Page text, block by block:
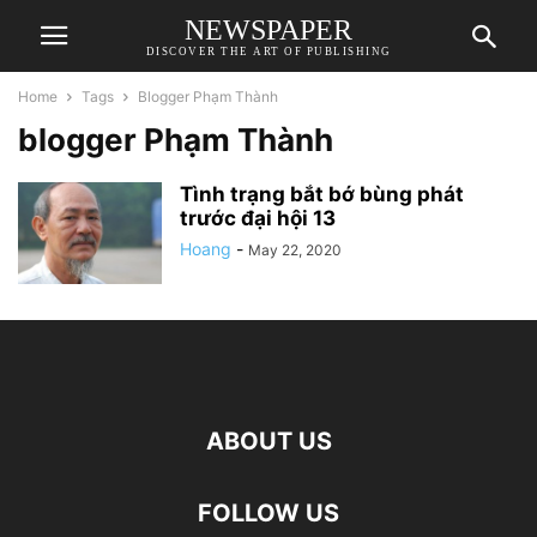
NEWSPAPER
DISCOVER THE ART OF PUBLISHING
Home Tags Blogger Phạm Thành
blogger Phạm Thành
Tình trạng bắt bớ bùng phát
trước đại hội 13
Hoang - May 22, 2020
ABOUT US
FOLLOW US